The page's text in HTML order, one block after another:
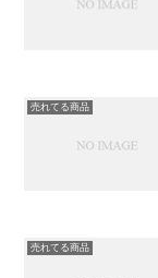
売れてる商品
売れてる商品